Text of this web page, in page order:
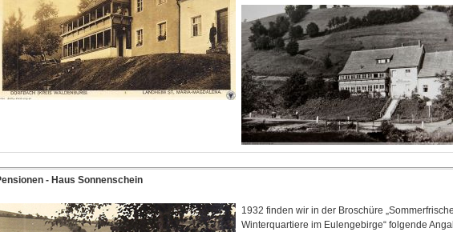
- Haus Sonnenschein
1932 finden wir in der Broschüre
Winterquartiere im Eulengebirge“ folgende